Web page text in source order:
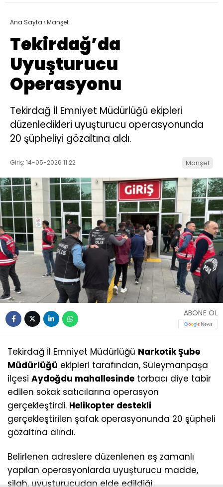
Ana Sayfa ›Manşet
Tekirdağ’da
Uyuşturucu
Operasyonu
Tekirdağ İl Emniyet Müdürlüğü ekipleri
düzenledikleri uyuşturucu operasyonunda
20 şüpheliyi gözaltına aldı.
Giriş: 14-05-2026 11:22 Manşet
ABONE OL
Tekirdağ İl Emniyet Müdürlüğü Narkotik Şube
Müdürlüğü ekipleri tarafından, Süleymanpaşa
ilçesi Aydoğdu mahallesinde torbacı diye tabir
edilen sokak satıcılarına operasyon
gerçekleştirdi. Helikopter destekli
gerçekleştirilen şafak operasyonunda 20 şüpheli
gözaltına alındı.
Belirlenen adreslere düzenlenen eş zamanlı
yapılan operasyonlarda uyuşturucu madde,
silah, uyuşturucudan elde edildiği